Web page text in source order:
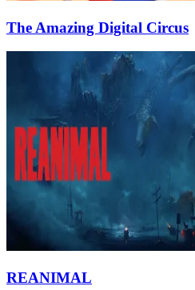
The Amazing Digital Circus
REANIMAL